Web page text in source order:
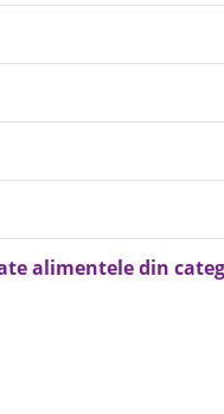
alimentele din